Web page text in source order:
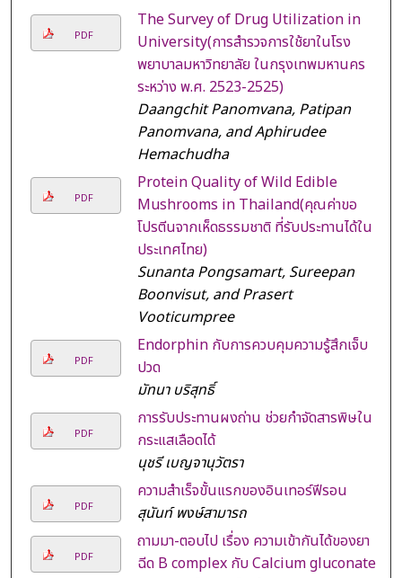
PDF
The Survey of Drug Utilization in
University(การสำรวจการใช้ยาในโรง
พยาบาลมหาวิทยาลัย ในกรุงเทพมหานคร
ระหว่าง พ.ศ. 2523-2525)
Daangchit Panomvana, Patipan
Panomvana, and Aphirudee
Hemachudha
PDF
Protein Quality of Wild Edible
Mushrooms in Thailand(คุณค่าขอ
โปรตีนจากเห็ดธรรมชาติ ที่รับประทานได้ใน
ประเทศไทย)
Sunanta Pongsamart, Sureepan
Boonvisut, and Prasert
Vooticumpree
PDF
Endorphin กับการควบคุมความรู้สึกเจ็บ
ปวด
มัทนา บริสุทธิ์
PDF
การรับประทานผงถ่าน ช่วยกำจัดสารพิษใน
กระแสเลือดได้
นุชรี เบญจานุวัตรา
PDF
ความสำเร็จขั้นแรกของอินเทอร์ฟีรอน
สุนันท์ พงษ์สามารถ
PDF
ถามมา-ตอบไป เรื่อง ความเข้ากันได้ของยา
ฉีด B complex กับ Calcium gluconate